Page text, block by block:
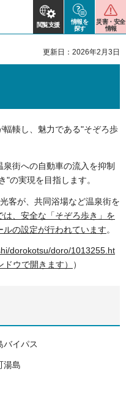
閲覧支援
情報を
探す
災害・安全
情報
更新日：2026年2月3日
輳し、魅力である"そぞろ歩
街への自動車の流入を抑制
"の実現を目指します。
客が、共同浴場など温泉街を
は、安全な「そぞろ歩き」を
ルの設定が行われています。
dorokotsu/doro/1013255.ht
ウで開きます）
）
イパス
湯島